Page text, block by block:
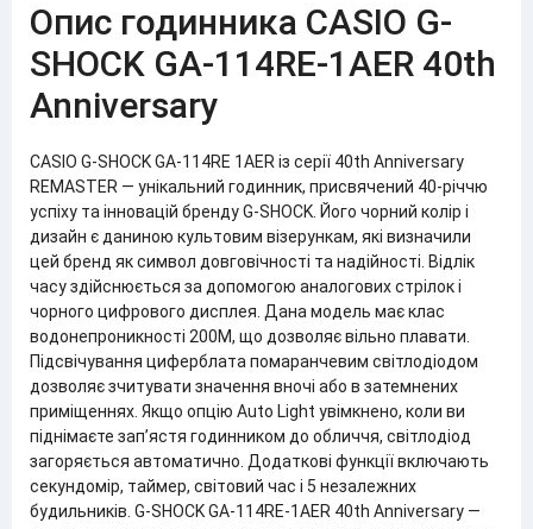
Опис годинника CASIO G-
SHOCK GA-114RE-1AER 40th
Anniversary
CASIO G-SHOCK GA-114RE 1AER із серії 40th Anniversary
REMASTER — унікальний годинник, присвячений 40-річчю
успіху та інновацій бренду G-SHOCK. Його чорний колір і
дизайн є даниною культовим візерункам, які визначили
цей бренд як символ довговічності та надійності. Відлік
часу здійснюється за допомогою аналогових стрілок і
чорного цифрового дисплея. Дана модель має клас
водонепроникності 200М, що дозволяє вільно плавати.
Підсвічування циферблата помаранчевим світлодіодом
дозволяє зчитувати значення вночі або в затемнених
приміщеннях. Якщо опцію Auto Light увімкнено, коли ви
піднімаєте зап’ястя годинником до обличчя, світлодіод
загоряється автоматично. Додаткові функції включають
секундомір, таймер, світовий час і 5 незалежних
будильників. G-SHOCK GA-114RE-1AER 40th Anniversary —